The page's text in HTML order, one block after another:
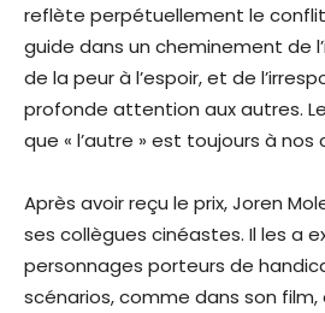
reflète perpétuellement le
guide dans un cheminement de
de la peur à l’espoir, et de
profonde attention aux autres.
que « l’autre » est toujours à nos
Après avoir reçu le prix, Joren
ses collègues cinéastes. Il les a
personnages porteurs de
scénarios, comme dans son